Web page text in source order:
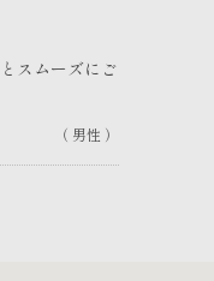
スムーズにご
男性